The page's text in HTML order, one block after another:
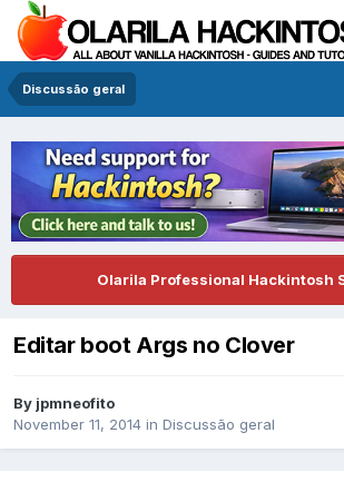
Discussão geral
Olarila Professional Hackintosh
Editar boot Args no Clover
By jpmneofito
November 11, 2014 in Discussão geral